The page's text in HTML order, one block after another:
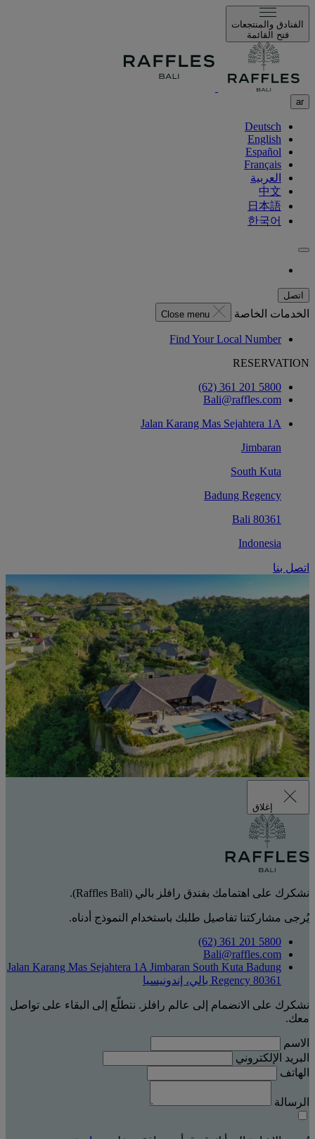
الفنادق والمنتجعات
فتح القائمة
ar
Deutsch
English
Español
Français
العربية
中文
日本語
한국어
اتصل
الخدمات الخاصة Close menu
Find Your Local Number
RESERVATION
‎(62) 361 201 5800‏
Bali@raffles.com
Jalan Karang Mas Sejahtera 1A
Jimbaran
South Kuta
Badung Regency
80361 Bali
Indonesia
اتصل بنا
إغلاق
نشكرك على اهتمامك بفندق رافلز بالي (Raffles Bali).
يُرجى مشاركتنا تفاصيل طلبك باستخدام النموذج أدناه.
‎(62) 361 201 5800‏
Bali@raffles.com
Jalan Karang Mas Sejahtera 1A Jimbaran South Kuta Badung
Regency 80361 بالي، إندونيسيا
نشكرك على الانضمام إلى عالم رافلز. نتطلّع إلى البقاء على تواصل
معك.
الاسم
البريد الإلكتروني
الهاتف
الرسالة